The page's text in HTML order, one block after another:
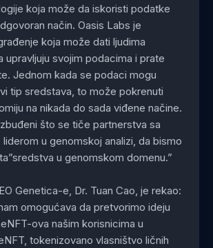
koja može da iskoristi podatke
način. Oasis Labs je
koja može dati ljudima
upravljuju svojim podacima i prate
Jednom kada se podaci mogu
tip sredstava, to može pokrenuti
na nikada do sada viđene načine.
što se tiče partnerstva sa
u genomskoj analizi, da bismo
u genomskom domenu.”
Genetica-e, Dr. Tuan Cao, je rekao:
omogućava da pretvorimo ideju
ova našim korisnicima u
tokenizovano vlasništvo ličnih